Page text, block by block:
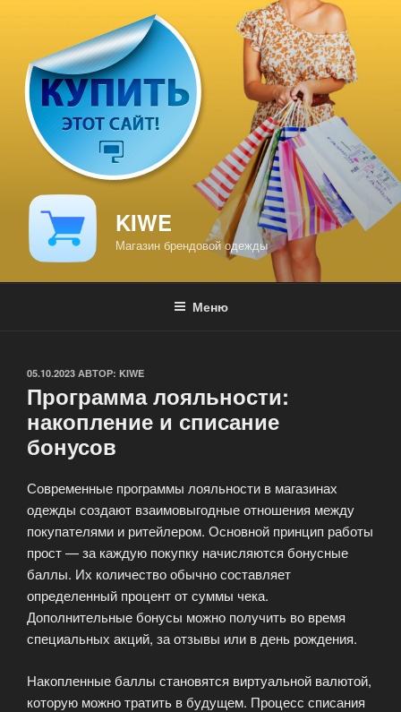
содержимому
KIWE
Магазин брендовой одежды
Меню
ОПУБЛИКОВАНО
05.10.2023 АВТОР: KIWE
Программа лояльности:
накопление и списание
бонусов
Современные программы лояльности в магазинах
одежды создают взаимовыгодные отношения между
покупателями и ритейлером. Основной принцип работы
прост — за каждую покупку начисляются бонусные
баллы. Их количество обычно составляет
определенный процент от суммы чека.
Дополнительные бонусы можно получить во время
специальных акций, за отзывы или в день рождения.
Накопленные баллы становятся виртуальной валютой,
которую можно тратить в будущем. Процесс списания